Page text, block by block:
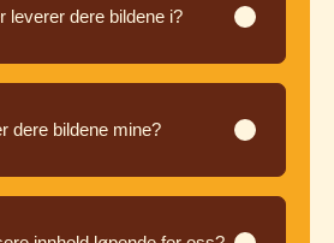
leverer dere bildene i?
dere bildene mine?